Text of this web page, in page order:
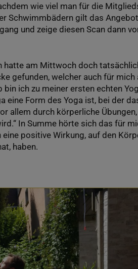
wie viel man für die
Schwimmbädern gilt das Angebot
und zeige diesen Scan dann
hatte am Mittwoch doch
gefunden, welcher auch für mich
ich zu meiner ersten echten
eine Form des Yoga ist, bei der
allem durch körperliche
In Summe hörte sich das für
positive Wirkung, auf den
haben.